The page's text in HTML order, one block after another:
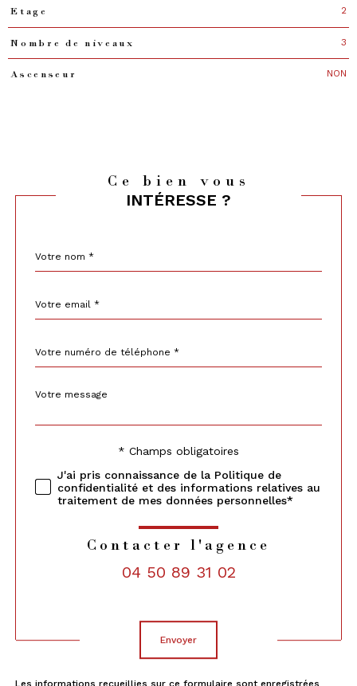
Etage 2
Nombre de niveaux 3
Ascenseur NON
Ce bien vous
INTÉRESSE ?
par
*
*
*
Fieldset
Message
*
* Champs obligatoires
J'ai pris connaissance de la Politique de
confidentialité et des informations relatives au
traitement de mes données personnelles*
Contacter l'agence
04 50 89 31 02
envoyer
Les informations recueillies sur ce formulaire sont enregistrées